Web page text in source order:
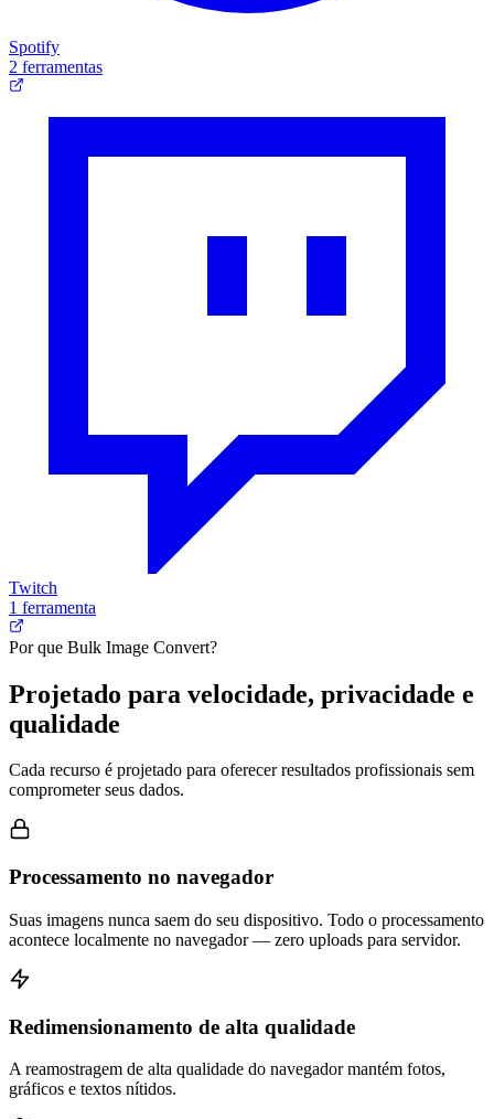
Spotify
2 ferramentas
Twitch
1 ferramenta
Por que Bulk Image Convert?
Projetado para velocidade, privacidade e
qualidade
Cada recurso é projetado para oferecer resultados profissionais sem
comprometer seus dados.
Processamento no navegador
Suas imagens nunca saem do seu dispositivo. Todo o processamento
acontece localmente no navegador — zero uploads para servidor.
Redimensionamento de alta qualidade
A reamostragem de alta qualidade do navegador mantém fotos,
gráficos e textos nítidos.